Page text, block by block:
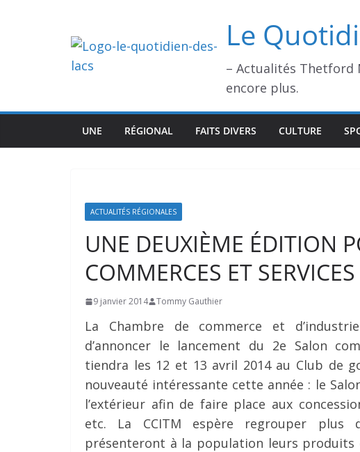
Le
– Actualités Thetford
encore plus.
UNE RÉGIONAL FAITS DIVERS CULTURE
ACTUALITÉS RÉGIONALES
UNE DEUXIÈME ÉDITION
COMMERCES ET SERVICES
9 janvier 2014 Tommy Gauthier
La Chambre de commerce et
d’annoncer le lancement du 2e Salon
tiendra les 12 et 13 avril 2014 au Club de
nouveauté intéressante cette année : le
l’extérieur afin de faire place aux
etc. La CCITM espère regrouper plus
présenteront à la population leurs produits